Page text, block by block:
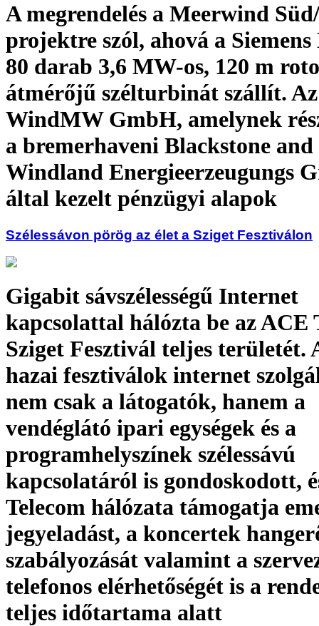
A megrendelés a Meerwind
projektre szól, ahová a
80 darab 3,6 MW-os, 120 m
átmérőjű szélturbinát szállít.
WindMW GmbH, amelynek
a bremerhaveni Blackstone and
Windland Energieerzeugungs
által kezelt pénzügyi alapok
Szélessávon pörög az élet a Sziget Fesztiválon
Gigabit sávszélességű Internet
kapcsolattal hálózta be az ACE
Sziget Fesztivál teljes területét.
hazai fesztiválok internet
nem csak a látogatók, hanem a
vendéglátó ipari egységek és a
programhelyszínek szélessávú
kapcsolatáról is gondoskodott,
Telecom hálózata támogatja
jegyeladást, a koncertek
szabályozását valamint a
telefonos elérhetőségét is a
teljes időtartama alatt